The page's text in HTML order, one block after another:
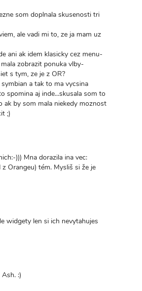
som doplnala skusenosti tri
ale vadi mi to, ze ja mam uz
ani ak idem klasicky cez menu-
zobrazit ponuka vlby-
s tym, ze je z OR?
a tak to ma vycsina
spomina aj inde...skusala som to
ak by som mala niekedy moznost
;)
))) Mna dorazila ina vec:
Orangeu) tém. Mysliš si že je
widgety len si ich nevytahujes
:)